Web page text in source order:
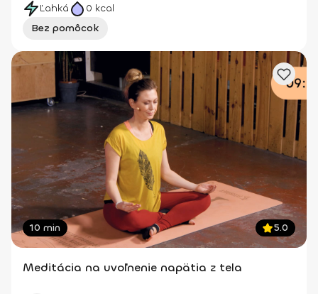
Ľahká 0 kcal
Bez pomôcok
10 min 5.0
Meditácia na uvoľnenie napätia z tela